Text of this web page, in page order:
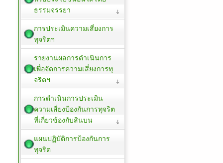
ธรรมจรรยา
การประเมินความเสี่ยงการ
ทุจริตฯ
รายงานผลการดำเนินการ
เพื่อจัดการความเสี่ยงการทุ
จริตฯ
การดำเนินการประเมิน
ความเสี่ยงป้องกันการทุจริต
ที่เกี่ยวข้องกับสินบน
แผนปฏิบัติการป้องกันการ
ทุจริต